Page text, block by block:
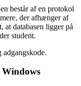
består af en protokol
der afhænger af
databasen ligger på
student.
adgangskode.